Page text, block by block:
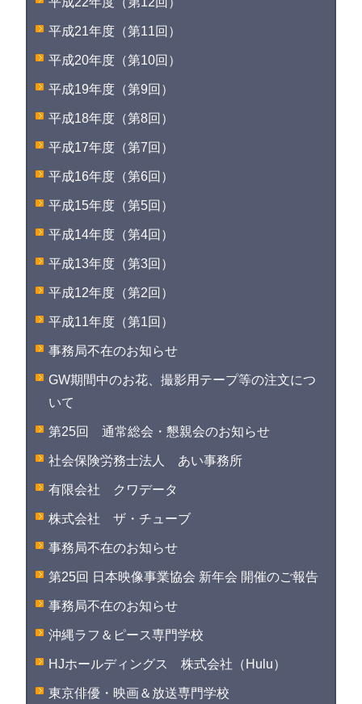
平成21年度（第11回）
平成20年度（第10回）
平成19年度（第9回）
平成18年度（第8回）
平成17年度（第7回）
平成16年度（第6回）
平成15年度（第5回）
平成14年度（第4回）
平成13年度（第3回）
平成12年度（第2回）
平成11年度（第1回）
事務局不在のお知らせ
GW期間中のお花、撮影用テープ等の注文につ
いて
第25回 通常総会・懇親会のお知らせ
社会保険労務士法人 あい事務所
有限会社 クワデータ
株式会社 ザ・チューブ
事務局不在のお知らせ
第25回 日本映像事業協会 新年会 開催のご報告
事務局不在のお知らせ
沖縄ラフ＆ピース専門学校
HJホールディングス 株式会社（Hulu）
東京俳優・映画＆放送専門学校